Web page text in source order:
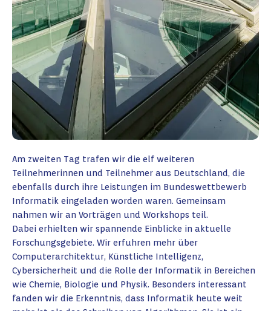
Am zweiten Tag trafen wir die elf weiteren
Teilnehmerinnen und Teilnehmer aus Deutschland, die
ebenfalls durch ihre Leistungen im Bundeswettbewerb
Informatik eingeladen worden waren. Gemeinsam
nahmen wir an Vorträgen und Workshops teil.
Dabei erhielten wir spannende Einblicke in aktuelle
Forschungsgebiete. Wir erfuhren mehr über
Computerarchitektur, Künstliche Intelligenz,
Cybersicherheit und die Rolle der Informatik in Bereichen
wie Chemie, Biologie und Physik. Besonders interessant
fanden wir die Erkenntnis, dass Informatik heute weit